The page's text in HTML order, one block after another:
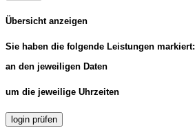
Übersicht anzeigen
Sie haben die folgende Leistungen markiert:
an den jeweiligen Daten
um die jeweilige Uhrzeiten
login prüfen